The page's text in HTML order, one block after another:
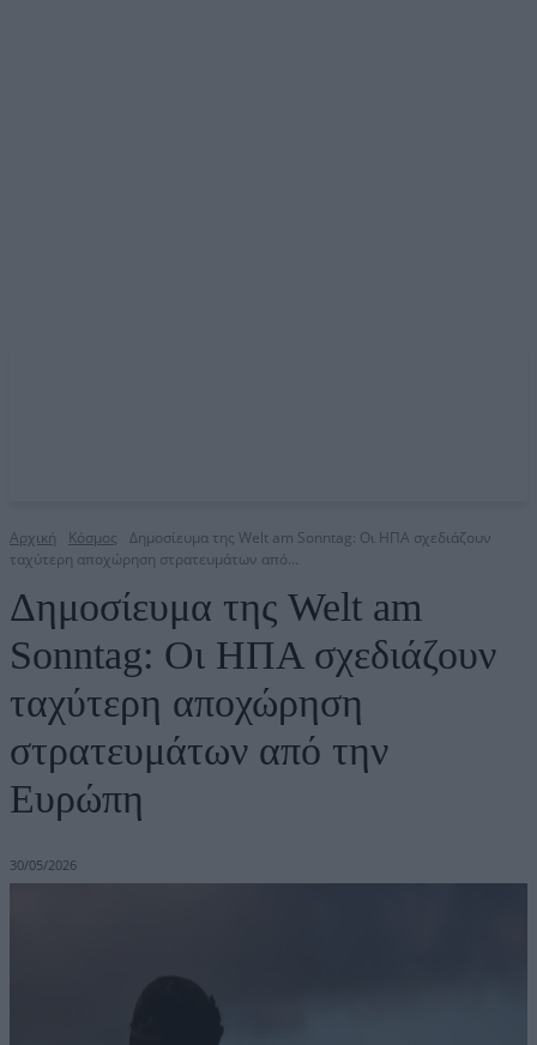
Αρχική Κόσμος
Δημοσίευμα της Welt am Sonntag: Οι ΗΠΑ σχεδιάζουν
ταχύτερη αποχώρηση στρατευμάτων από...
Δημοσίευμα της Welt am
Sonntag: Οι ΗΠΑ σχεδιάζουν
ταχύτερη αποχώρηση
στρατευμάτων από την
Ευρώπη
30/05/2026